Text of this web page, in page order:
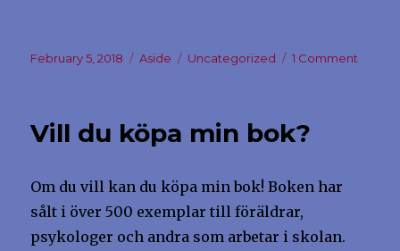
Posted
February 5, 2018 Format
Aside Categories
Uncategorized 1 Comment
Vill du köpa min bok?
Om du vill kan du köpa min bok! Boken har
sålt i över 500 exemplar till föräldrar,
psykologer och andra som arbetar i skolan.